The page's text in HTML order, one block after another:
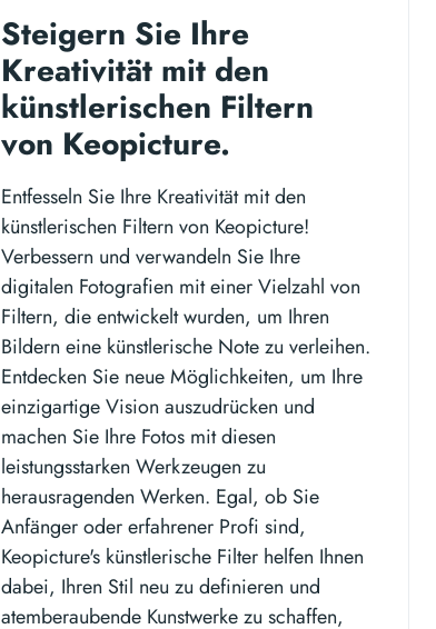
Steigern Sie Ihre
Kreativität mit den
künstlerischen Filtern
von Keopicture.
Entfesseln Sie Ihre Kreativität mit den
künstlerischen Filtern von Keopicture!
Verbessern und verwandeln Sie Ihre
digitalen Fotografien mit einer Vielzahl von
Filtern, die entwickelt wurden, um Ihren
Bildern eine künstlerische Note zu verleihen.
Entdecken Sie neue Möglichkeiten, um Ihre
einzigartige Vision auszudrücken und
machen Sie Ihre Fotos mit diesen
leistungsstarken Werkzeugen zu
herausragenden Werken. Egal, ob Sie
Anfänger oder erfahrener Profi sind,
Keopicture's künstlerische Filter helfen Ihnen
dabei, Ihren Stil neu zu definieren und
atemberaubende Kunstwerke zu schaffen,